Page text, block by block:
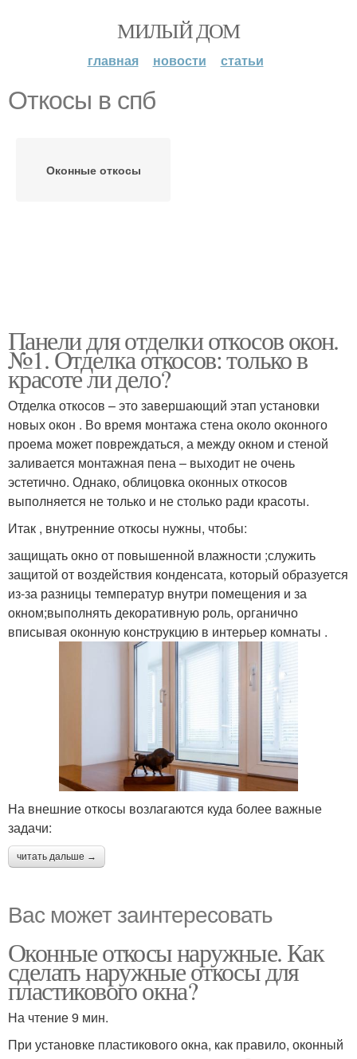
МИЛЫЙ ДОМ
главная новости статьи
Откосы в спб
Оконные откосы
Панели для отделки откосов окон.
№1. Отделка откосов: только в
красоте ли дело?
Отделка откосов – это завершающий этап установки
новых окон . Во время монтажа стена около оконного
проема может повреждаться, а между окном и стеной
заливается монтажная пена – выходит не очень
эстетично. Однако, облицовка оконных откосов
выполняется не только и не столько ради красоты.
Итак , внутренние откосы нужны, чтобы:
защищать окно от повышенной влажности ;служить
защитой от воздействия конденсата, который образуется
из-за разницы температур внутри помещения и за
окном;выполнять декоративную роль, органично
вписывая оконную конструкцию в интерьер комнаты .
На внешние откосы возлагаются куда более важные
задачи:
читать дальше →
Вас может заинтересовать
Оконные откосы наружные. Как
сделать наружные откосы для
пластикового окна?
На чтение 9 мин.
При установке пластикового окна, как правило, оконный